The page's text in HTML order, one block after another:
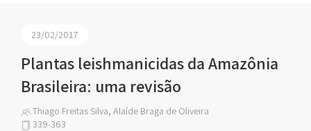
23/02/2017
Plantas leishmanicidas da Amazônia
Brasileira: uma revisão
Thiago Freitas Silva, Alaíde Braga de Oliveira
339-363